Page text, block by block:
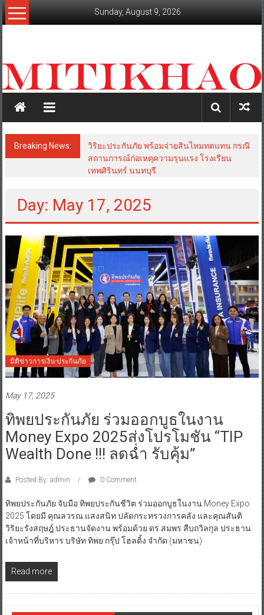
Skip
to
Sunday, August 9, 2026
สะท้อน
ลึก
เหลี่ยม
มุม
เศรษฐกิจ-
การเมือง-
Breaking News:
วิริยะประกันภัย พร้อมจ่ายสินไหมทดแทน กรณี
สถานการณ์ก่อเหตุความรุนแรง โรงเรียน
เทพศิรินทร์ นนทบุรี
Day: May 17, 2025
มิติข่าวการเงิน-ประกันภัย
May 17, 2025
ทิพยประกันภัย ร่วมออกบูธในงาน
Money Expo 2025ส่งโปรโมชัน “TIP
Wealth Done !!! ลดฉ่ำ รับคุ้ม”
Posted By: admin 0 Comment
ทิพยประกันภัย จับมือ ทิพยประกันชีวิต ร่วมออกบูธในงาน Money Expo
2025 โดยมี คุณลวรณ แสงสนิท ปลัดกระทรวงการคลัง และคุณสันติ
วิริยะรังสฤษฎ์ ประธานจัดงาน พร้อมด้วย ดร.สมพร สืบถวิลกุล ประธาน
เจ้าหน้าที่บริหาร บริษัท ทิพย กรุ๊ป โฮลดิ้ง จำกัด (มหาชน)
Read more